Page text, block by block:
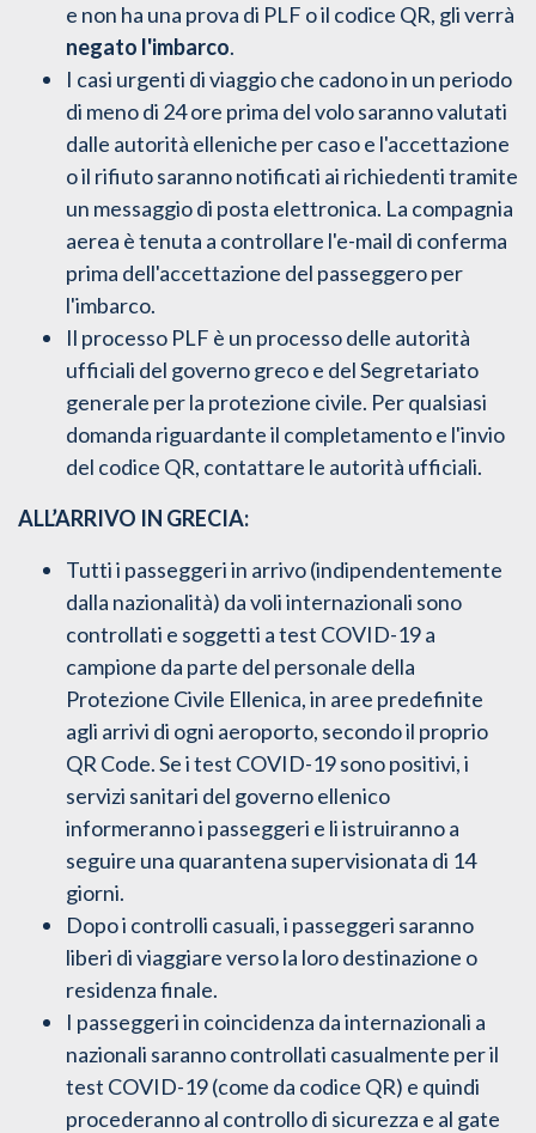
e non ha una prova di PLF o il codice QR, gli verrà
negato l'imbarco.
I casi urgenti di viaggio che cadono in un periodo
di meno di 24 ore prima del volo saranno valutati
dalle autorità elleniche per caso e l'accettazione
o il rifiuto saranno notificati ai richiedenti tramite
un messaggio di posta elettronica. La compagnia
aerea è tenuta a controllare l'e-mail di conferma
prima dell'accettazione del passeggero per
l'imbarco.
Il processo PLF è un processo delle autorità
ufficiali del governo greco e del Segretariato
generale per la protezione civile. Per qualsiasi
domanda riguardante il completamento e l'invio
del codice QR, contattare le autorità ufficiali.
ALL’ARRIVO IN GRECIA:
Tutti i passeggeri in arrivo (indipendentemente
dalla nazionalità) da voli internazionali sono
controllati e soggetti a test COVID-19 a
campione da parte del personale della
Protezione Civile Ellenica, in aree predefinite
agli arrivi di ogni aeroporto, secondo il proprio
QR Code. Se i test COVID-19 sono positivi, i
servizi sanitari del governo ellenico
informeranno i passeggeri e li istruiranno a
seguire una quarantena supervisionata di 14
giorni.
Dopo i controlli casuali, i passeggeri saranno
liberi di viaggiare verso la loro destinazione o
residenza finale.
I passeggeri in coincidenza da internazionali a
nazionali saranno controllati casualmente per il
test COVID-19 (come da codice QR) e quindi
procederanno al controllo di sicurezza e al gate